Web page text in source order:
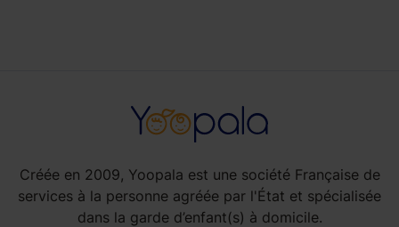
Créée en 2009, Yoopala est une société Française de
services à la personne agréée par l'État et spécialisée
dans la garde d’enfant(s) à domicile.